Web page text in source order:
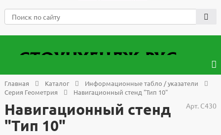
Главная Каталог
Информационные табло / указатели
Серия Геометрия
Навигационный стенд "Тип 10"
Арт. С430
Навигационный стенд
"Тип 10"